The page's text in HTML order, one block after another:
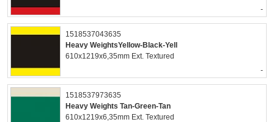
-
1518537043635
Heavy WeightsYellow-Black-Yell
610x1219x6,35mm Ext. Textured
-
1518537973635
Heavy Weights Tan-Green-Tan
610x1219x6,35mm Ext. Textured